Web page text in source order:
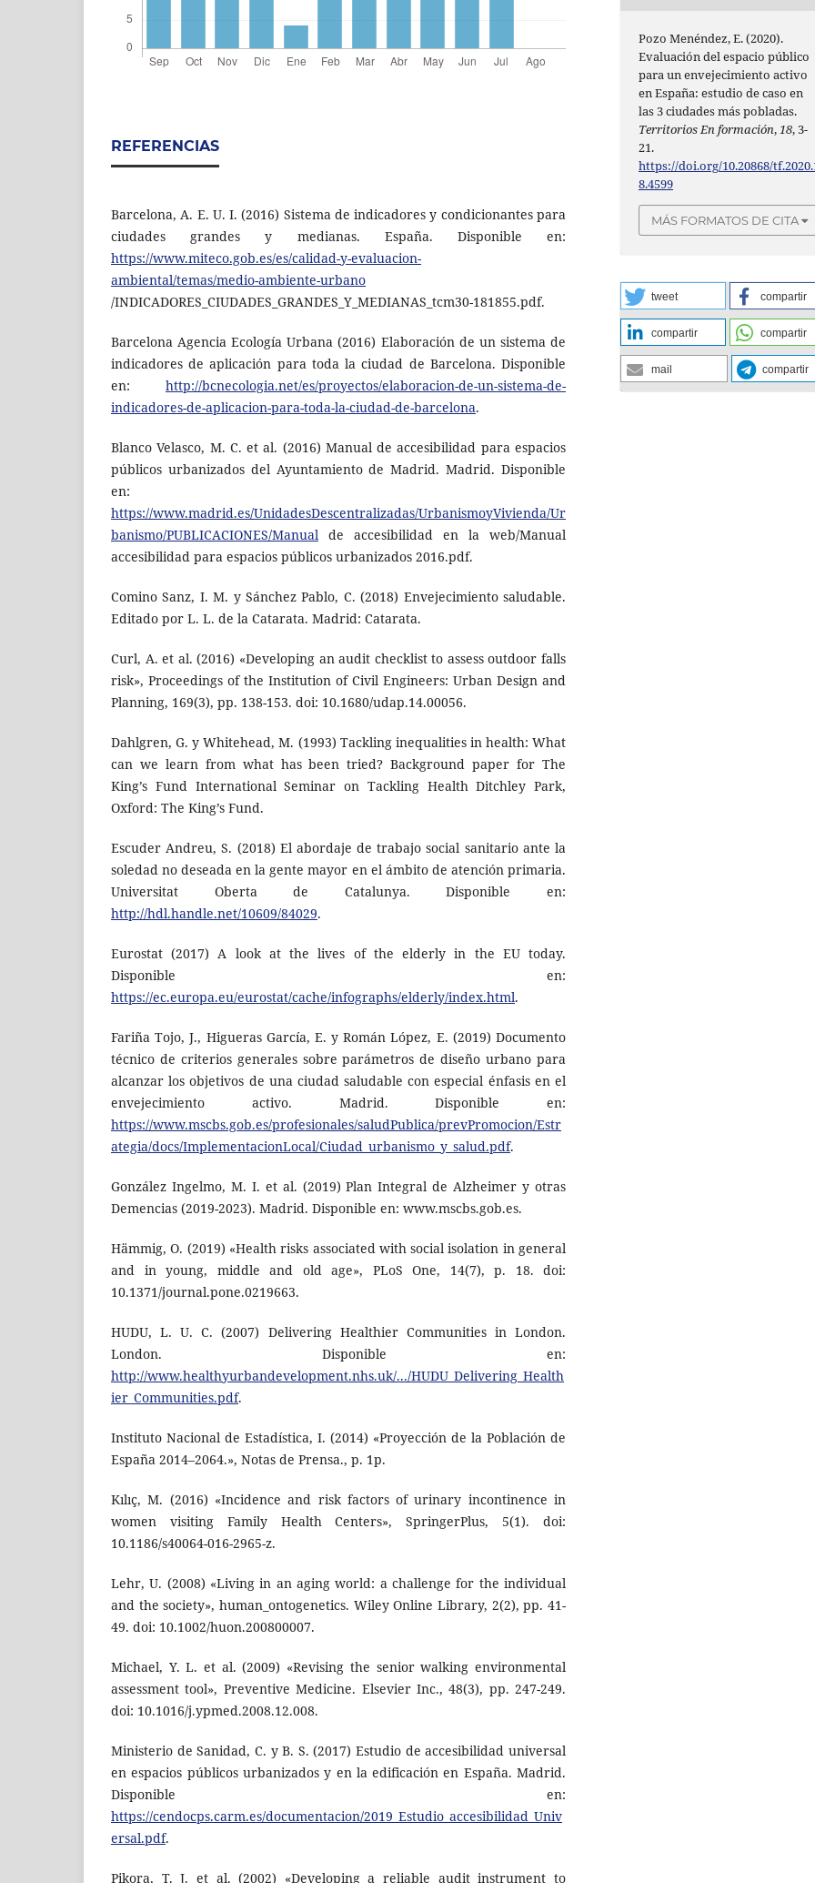
REFERENCIAS
Barcelona, A. E. U. I. (2016) Sistema de indicadores y condicionantes para
ciudades grandes y medianas. España. Disponible en:
https://www.miteco.gob.es/es/calidad-y-evaluacion-
ambiental/temas/medio-ambiente-urbano
/INDICADORES_CIUDADES_GRANDES_Y_MEDIANAS_tcm30-181855.pdf.
Barcelona Agencia Ecología Urbana (2016) Elaboración de un sistema de
indicadores de aplicación para toda la ciudad de Barcelona. Disponible
en: http://bcnecologia.net/es/proyectos/elaboracion-de-un-sistema-de-
indicadores-de-aplicacion-para-toda-la-ciudad-de-barcelona.
Blanco Velasco, M. C. et al. (2016) Manual de accesibilidad para espacios
públicos urbanizados del Ayuntamiento de Madrid. Madrid. Disponible
en:
https://www.madrid.es/UnidadesDescentralizadas/UrbanismoyVivienda/Ur
banismo/PUBLICACIONES/Manual de accesibilidad en la web/Manual
accesibilidad para espacios públicos urbanizados 2016.pdf.
Comino Sanz, I. M. y Sánchez Pablo, C. (2018) Envejecimiento saludable.
Editado por L. L. de la Catarata. Madrid: Catarata.
Curl, A. et al. (2016) «Developing an audit checklist to assess outdoor falls
risk», Proceedings of the Institution of Civil Engineers: Urban Design and
Planning, 169(3), pp. 138-153. doi: 10.1680/udap.14.00056.
Dahlgren, G. y Whitehead, M. (1993) Tackling inequalities in health: What
can we learn from what has been tried? Background paper for The
King’s Fund International Seminar on Tackling Health Ditchley Park,
Oxford: The King’s Fund.
Escuder Andreu, S. (2018) El abordaje de trabajo social sanitario ante la
soledad no deseada en la gente mayor en el ámbito de atención primaria.
Universitat Oberta de Catalunya. Disponible en:
http://hdl.handle.net/10609/84029.
Eurostat (2017) A look at the lives of the elderly in the EU today.
Disponible en:
https://ec.europa.eu/eurostat/cache/infographs/elderly/index.html.
Fariña Tojo, J., Higueras García, E. y Román López, E. (2019) Documento
técnico de criterios generales sobre parámetros de diseño urbano para
alcanzar los objetivos de una ciudad saludable con especial énfasis en el
envejecimiento activo. Madrid. Disponible en:
https://www.mscbs.gob.es/profesionales/saludPublica/prevPromocion/Estr
ategia/docs/ImplementacionLocal/Ciudad_urbanismo_y_salud.pdf.
González Ingelmo, M. I. et al. (2019) Plan Integral de Alzheimer y otras
Demencias (2019-2023). Madrid. Disponible en: www.mscbs.gob.es.
Hämmig, O. (2019) «Health risks associated with social isolation in general
and in young, middle and old age», PLoS One, 14(7), p. 18. doi:
10.1371/journal.pone.0219663.
HUDU, L. U. C. (2007) Delivering Healthier Communities in London.
London. Disponible en:
http://www.healthyurbandevelopment.nhs.uk/.../HUDU_Delivering_Health
ier_Communities.pdf.
Instituto Nacional de Estadística, I. (2014) «Proyección de la Población de
España 2014–2064.», Notas de Prensa., p. 1p.
Kılıç, M. (2016) «Incidence and risk factors of urinary incontinence in
women visiting Family Health Centers», SpringerPlus, 5(1). doi:
10.1186/s40064-016-2965-z.
Lehr, U. (2008) «Living in an aging world: a challenge for the individual
and the society», human_ontogenetics. Wiley Online Library, 2(2), pp. 41-
49. doi: 10.1002/huon.200800007.
Michael, Y. L. et al. (2009) «Revising the senior walking environmental
assessment tool», Preventive Medicine. Elsevier Inc., 48(3), pp. 247-249.
doi: 10.1016/j.ypmed.2008.12.008.
Ministerio de Sanidad, C. y B. S. (2017) Estudio de accesibilidad universal
en espacios públicos urbanizados y en la edificación en España. Madrid.
Disponible en:
https://cendocps.carm.es/documentacion/2019_Estudio_accesibilidad_Univ
ersal.pdf.
Pikora, T. J. et al. (2002) «Developing a reliable audit instrument to
Pozo Menéndez, E. (2020).
Evaluación del espacio público
para un envejecimiento activo
en España: estudio de caso en
las 3 ciudades más pobladas.
Territorios En formación,18, 3-
21.
https://doi.org/10.20868/
8.4599
MÁS FORMATOS DE CITA
tweet compartir
compartir compartir
mail compartir